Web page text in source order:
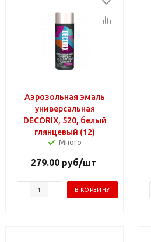
Аэрозольная эмаль
универсальная
DECORIX, 520, белый
глянцевый (12)
Много
279.00руб/шт
В КОРЗИНУ